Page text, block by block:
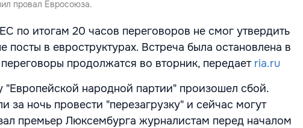
провал Евросоюза.
по итогам 20 часов переговоров не смог утвердить
посты в евроструктурах. Встреча была остановлена в
продолжатся во вторник, передаетria.ru
"Европейской народной партии" произошел сбой.
за ночь провести "перезагрузку" и сейчас могут
премьер Люксембурга журналистам перед началом